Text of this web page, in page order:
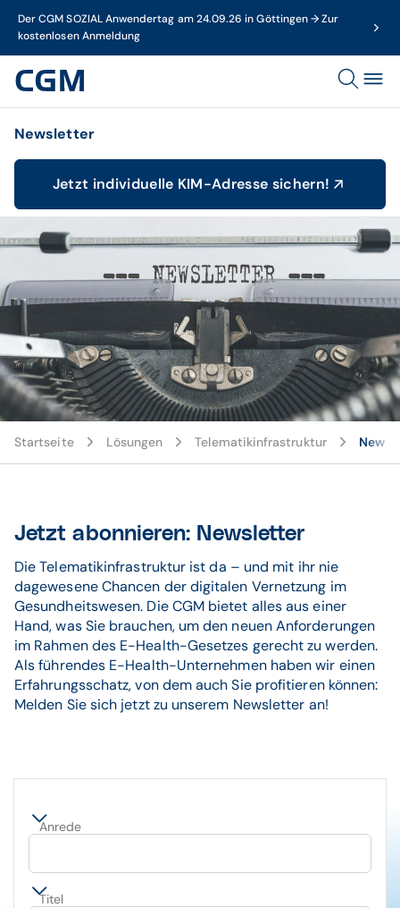
Der CGM SOZIAL Anwendertag am 24.09.26 in Göttingen → Zur
kostenlosen Anmeldung
Newsletter
Jetzt individuelle KIM-Adresse sichern!
Startseite Lösungen Telematikinfrastruktur
Jetzt abonnieren: Newsletter
Die Telematikinfrastruktur ist da – und mit ihr nie
dagewesene Chancen der digitalen Vernetzung im
Gesundheitswesen. Die CGM bietet alles aus einer
Hand, was Sie brauchen, um den neuen Anforderungen
im Rahmen des E-Health-Gesetzes gerecht zu werden.
Als führendes E-Health-Unternehmen haben wir einen
Erfahrungsschatz, von dem auch Sie profitieren können:
Melden Sie sich jetzt zu unserem Newsletter an!
Anrede
Titel